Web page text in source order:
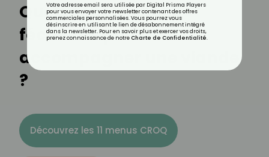
Quels sont les bons
féculents pour
accompagner une viande
?
Découvrez les 11 menus CROQ
Votre adresse email sera utilisée par Digital Prisma Players
pour vous envoyer votre newsletter contenant des offres
commerciales personnalisées. Vous pourrez vous
désinscrire en utilisant le lien de désabonnement intégré
dans la newsletter. Pour en savoir plus et exercer vos droits,
prenez connaissance de notre Charte de Confidentialité.